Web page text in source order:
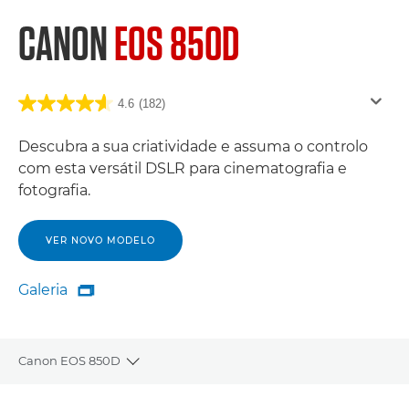
CANONEOS 850D
4.6 (182)
Descubra a sua criatividade e assuma o controlo
com esta versátil DSLR para cinematografia e
fotografia.
VER NOVO MODELO
Galeria
Galeria

Canon EOS 850D
Toggle breadcrumbs